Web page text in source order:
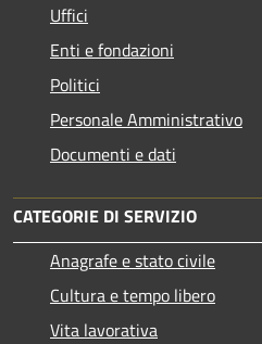
Uffici
Enti e fondazioni
Politici
Personale Amministrativo
Documenti e dati
CATEGORIE DI SERVIZIO
Anagrafe e stato civile
Cultura e tempo libero
Vita lavorativa